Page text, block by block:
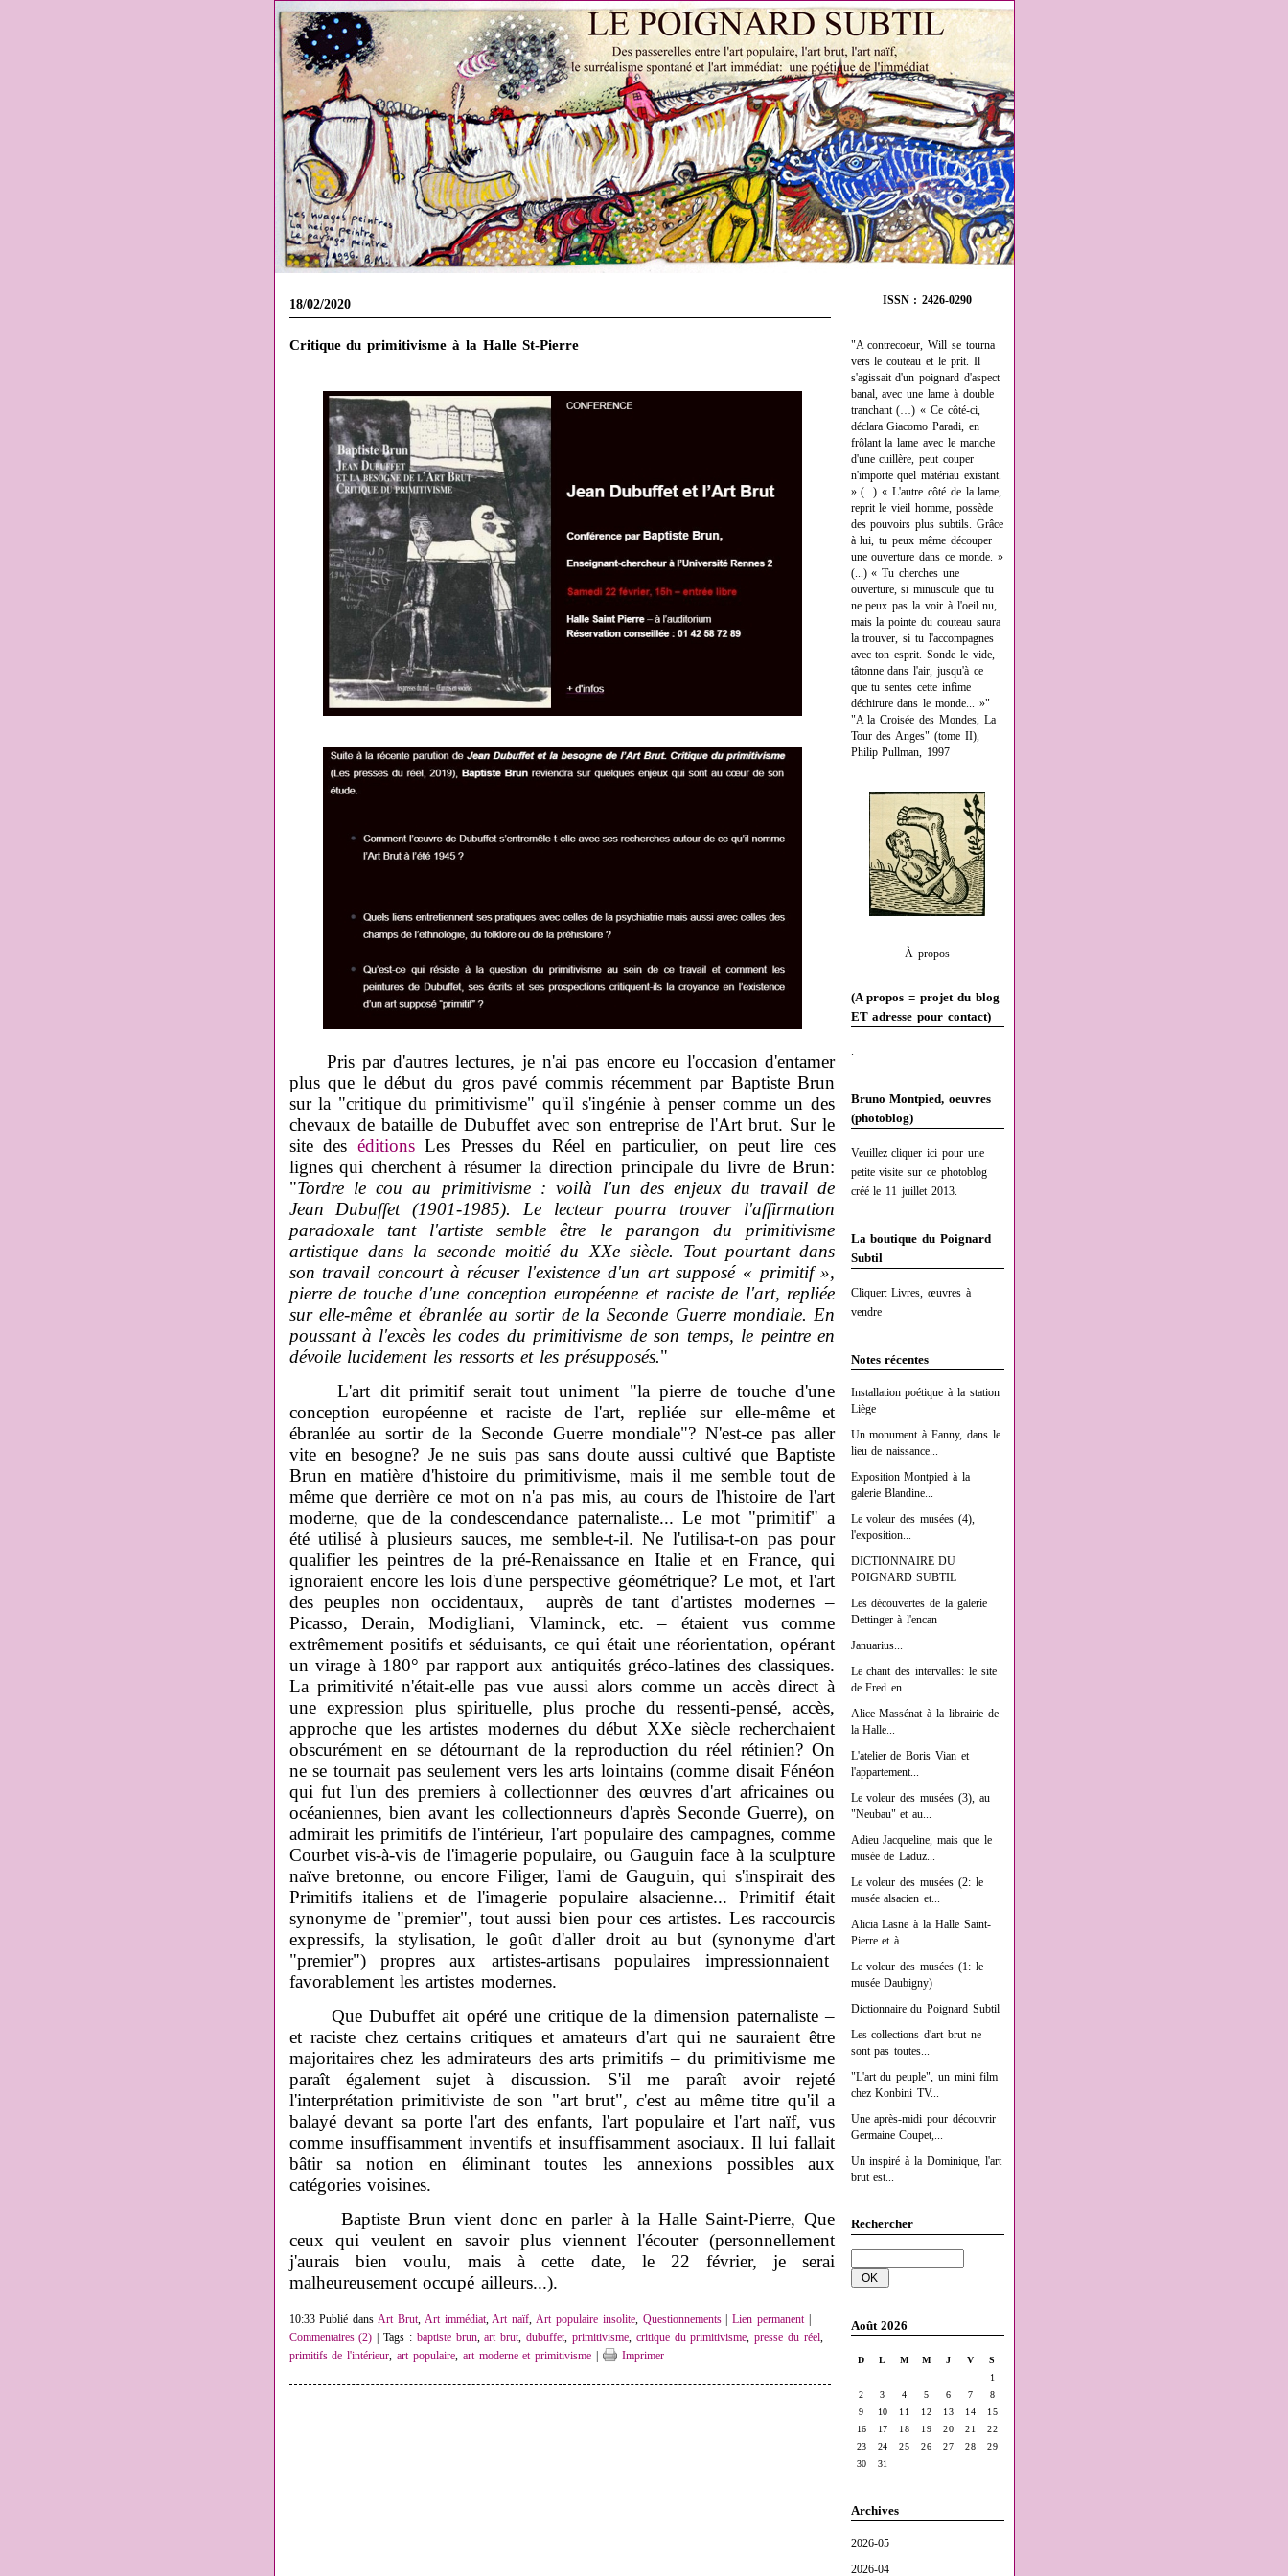
ISSN : 2426-0290
"A contrecoeur, Will se tourna
vers le couteau et le prit. Il
s'agissait d'un poignard d'aspect
banal, avec une lame à double
tranchant (…) « Ce côté-ci,
déclara Giacomo Paradi, en
frôlant la lame avec le manche
d'une cuillère, peut couper
n'importe quel matériau existant.
» (...) « L'autre côté de la lame,
reprit le vieil homme, possède
des pouvoirs plus subtils. Grâce
à lui, tu peux même découper
une ouverture dans ce monde. »
(...) « Tu cherches une
ouverture, si minuscule que tu
ne peux pas la voir à l'oeil nu,
mais la pointe du couteau saura
la trouver, si tu l'accompagnes
avec ton esprit. Sonde le vide,
tâtonne dans l'air, jusqu'à ce
que tu sentes cette infime
déchirure dans le monde... »"
"A la Croisée des Mondes, La
Tour des Anges" (tome II),
Philip Pullman, 1997
À propos
(A propos = projet du blog
ET adresse pour contact)
.
Bruno Montpied, oeuvres
(photoblog)
Veuillez cliquer ici pour une
petite visite sur ce photoblog
créé le 11 juillet 2013.
La boutique du Poignard
Subtil
Cliquer: Livres, œuvres à
vendre
Notes récentes
Installation poétique à la station
Liège
Un monument à Fanny, dans le
lieu de naissance...
Exposition Montpied à la
galerie Blandine...
Le voleur des musées (4),
l'exposition...
DICTIONNAIRE DU
POIGNARD SUBTIL
Les découvertes de la galerie
Dettinger à l'encan
Januarius...
Le chant des intervalles: le site
de Fred en...
Alice Massénat à la librairie de
la Halle...
L'atelier de Boris Vian et
l'appartement...
Le voleur des musées (3), au
"Neubau" et au...
Adieu Jacqueline, mais que le
musée de Laduz...
Le voleur des musées (2: le
musée alsacien et...
Alicia Lasne à la Halle Saint-
Pierre et à...
Le voleur des musées (1: le
musée Daubigny)
Dictionnaire du Poignard Subtil
Les collections d'art brut ne
sont pas toutes...
"L'art du peuple", un mini film
chez Konbini TV...
Une après-midi pour découvrir
Germaine Coupet,...
Un inspiré à la Dominique, l'art
brut est...
Rechercher
Août 2026
D L M M J V
S
1
2
3 4 5 6 7
8
9
10 11 12 13 14
15
16
17 18 19 20 21
22
23
24 25 26 27 28
29
30
31
Archives
2026-05
2026-04
18/02/2020
Critique du primitivisme à la Halle St-Pierre
Pris par d'autres lectures, je n'ai pas encore eu l'occasion d'entamer
plus que le début du gros pavé commis récemment par Baptiste Brun
sur la "critique du primitivisme" qu'il s'ingénie à penser comme un des
chevaux de bataille de Dubuffet avec son entreprise de l'Art brut. Sur le
site des éditionsLes Presses du Réel en particulier, on peut lire ces
lignes qui cherchent à résumer la direction principale du livre de Brun:
"Tordre le cou au primitivisme : voilà l'un des enjeux du travail de
Jean Dubuffet (1901-1985). Le lecteur pourra trouver l'affirmation
paradoxale tant l'artiste semble être le parangon du primitivisme
artistique dans la seconde moitié du XXe siècle. Tout pourtant dans
son travail concourt à récuser l'existence d'un art supposé « primitif »,
pierre de touche d'une conception européenne et raciste de l'art, repliée
sur elle-même et ébranlée au sortir de la Seconde Guerre mondiale. En
poussant à l'excès les codes du primitivisme de son temps, le peintre en
dévoile lucidement les ressorts et les présupposés."
L'art dit primitif serait tout uniment "la pierre de touche d'une
conception européenne et raciste de l'art, repliée sur elle-même et
ébranlée au sortir de la Seconde Guerre mondiale"? N'est-ce pas aller
vite en besogne? Je ne suis pas sans doute aussi cultivé que Baptiste
Brun en matière d'histoire du primitivisme, mais il me semble tout de
même que derrière ce mot on n'a pas mis, au cours de l'histoire de l'art
moderne, que de la condescendance paternaliste... Le mot "primitif" a
été utilisé à plusieurs sauces, me semble-t-il. Ne l'utilisa-t-on pas pour
qualifier les peintres de la pré-Renaissance en Italie et en France, qui
ignoraient encore les lois d'une perspective géométrique? Le mot, et l'art
des peuples non occidentaux, auprès de tant d'artistes modernes –
Picasso, Derain, Modigliani, Vlaminck, etc. – étaient vus comme
extrêmement positifs et séduisants, ce qui était une réorientation, opérant
un virage à 180° par rapport aux antiquités gréco-latines des classiques.
La primitivité n'était-elle pas vue aussi alors comme un accès direct à
une expression plus spirituelle, plus proche du ressenti-pensé, accès,
approche que les artistes modernes du début XXe siècle recherchaient
obscurément en se détournant de la reproduction du réel rétinien? On
ne se tournait pas seulement vers les arts lointains (comme disait Fénéon
qui fut l'un des premiers à collectionner des œuvres d'art africaines ou
océaniennes, bien avant les collectionneurs d'après Seconde Guerre), on
admirait les primitifs de l'intérieur, l'art populaire des campagnes, comme
Courbet vis-à-vis de l'imagerie populaire, ou Gauguin face à la sculpture
naïve bretonne, ou encore Filiger, l'ami de Gauguin, qui s'inspirait des
Primitifs italiens et de l'imagerie populaire alsacienne... Primitif était
synonyme de "premier", tout aussi bien pour ces artistes. Les raccourcis
expressifs, la stylisation, le goût d'aller droit au but (synonyme d'art
"premier") propres aux artistes-artisans populaires impressionnaient
favorablement les artistes modernes.
Que Dubuffet ait opéré une critique de la dimension paternaliste –
et raciste chez certains critiques et amateurs d'art qui ne sauraient être
majoritaires chez les admirateurs des arts primitifs – du primitivisme me
paraît également sujet à discussion. S'il me paraît avoir rejeté
l'interprétation primitiviste de son "art brut", c'est au même titre qu'il a
balayé devant sa porte l'art des enfants, l'art populaire et l'art naïf, vus
comme insuffisamment inventifs et insuffisamment asociaux. Il lui fallait
bâtir sa notion en éliminant toutes les annexions possibles aux
catégories voisines.
Baptiste Brun vient donc en parler à la Halle Saint-Pierre, Que
ceux qui veulent en savoir plus viennent l'écouter (personnellement
j'aurais bien voulu, mais à cette date, le 22 février, je serai
malheureusement occupé ailleurs...).
10:33 Publié dansArt Brut, Art immédiat,Art naïf,Art populaire insolite, Questionnements|Lien permanent|
Commentaires (2) | Tags : baptiste brun,art brut,dubuffet, primitivisme, critique du primitivisme,presse du réel,
primitifs de l'intérieur,art populaire, art moderne et primitivisme Imprimer